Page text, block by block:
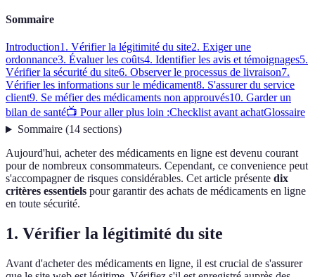
Sommaire
Introduction1. Vérifier la légitimité du site2. Exiger une
ordonnance3. Évaluer les coûts4. Identifier les avis et témoignages5.
Vérifier la sécurité du site6. Observer le processus de livraison7.
Vérifier les informations sur le médicament8. S'assurer du service
client9. Se méfier des médicaments non approuvés10. Garder un
bilan de santé📺 Pour aller plus loin :Checklist avant achatGlossaire
Sommaire(14 sections)
Aujourd'hui, acheter des médicaments en ligne est devenu courant
pour de nombreux consommateurs. Cependant, ce convenience peut
s'accompagner de risques considérables. Cet article présente dix
critères essentiels pour garantir des achats de médicaments en ligne
en toute sécurité.
1. Vérifier la légitimité du site
Avant d'acheter des médicaments en ligne, il est crucial de s'assurer